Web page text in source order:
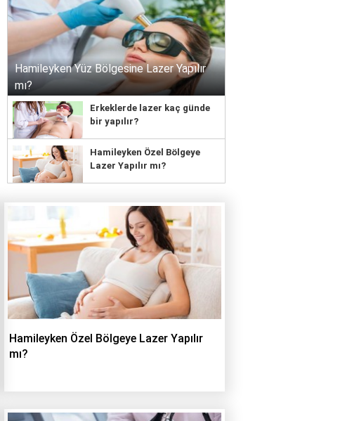
Hamileyken Yüz Bölgesine Lazer Yapılır
mı?
Erkeklerde lazer kaç günde
bir yapılır?
Hamileyken Özel Bölgeye
Lazer Yapılır mı?
Hamileyken Özel Bölgeye Lazer Yapılır
mı?